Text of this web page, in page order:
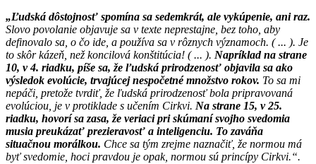
„Ľudská dôstojnosť spomína sa sedemkrát, ale vykúpenie, ani raz.
Slovo povolanie objavuje sa v texte neprestajne, bez toho, aby
definovalo sa, o čo ide, a používa sa v rôznych významoch. ( ... ). Je
to skôr kázeň, než koncilová konštitúcia! ( ... ). Napríklad na strane
10, v 4. riadku, píše sa, že ľudská prirodzenosť objavila sa ako
výsledok evolúcie, trvajúcej nespočetné množstvo rokov. To sa mi
nepáči, pretože tvrdiť, že ľudská prirodzenosť bola pripravovaná
evolúciou, je v protiklade s učením Cirkvi. Na strane 15, v 25.
riadku, hovorí sa zasa, že veriaci pri skúmaní svojho svedomia
musia preukázať prezieravosť a inteligenciu. To zaváňa
situačnou morálkou. Chce sa tým zrejme naznačiť, že normou má
byť svedomie, hoci pravdou je opak, normou sú princípy Cirkvi.“.